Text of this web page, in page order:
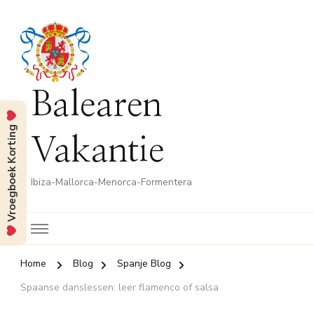
Balearen
Vakantie
Ibiza-Mallorca-Menorca-Formentera
Home Blog
Spanje Blog
Spaanse danslessen: leer flamenco of salsa
Vroegboek Korting